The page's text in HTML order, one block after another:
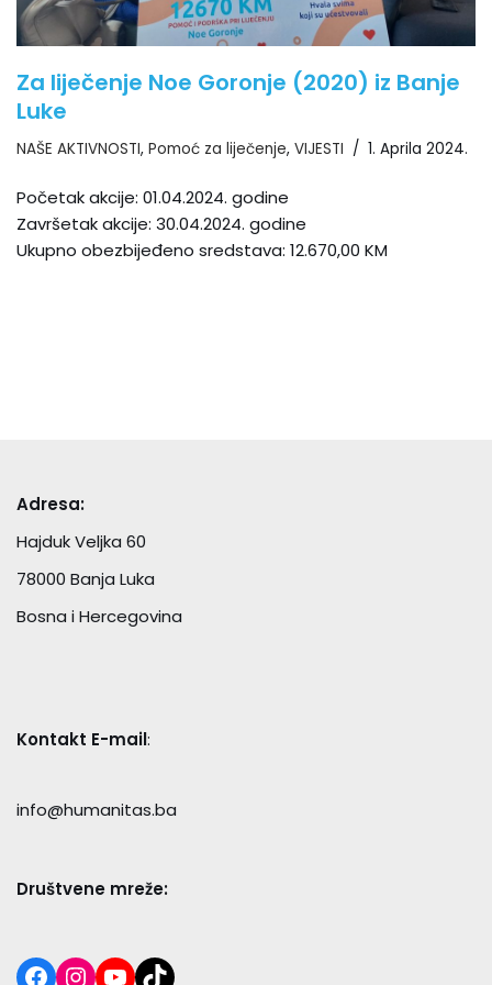
Za liječenje Noe Goronje (2020) iz Banje
Luke
NAŠE AKTIVNOSTI, Pomoć za liječenje, VIJESTI 1. Aprila 2024.
Početak akcije: 01.04.2024. godine
Završetak akcije: 30.04.2024. godine
Ukupno obezbijeđeno sredstava: 12.670,00 KM
Adresa:
Hajduk Veljka 60
78000 Banja Luka
Bosna i Hercegovina
Kontakt E-mail:
info@humanitas.ba
Društvene mreže: